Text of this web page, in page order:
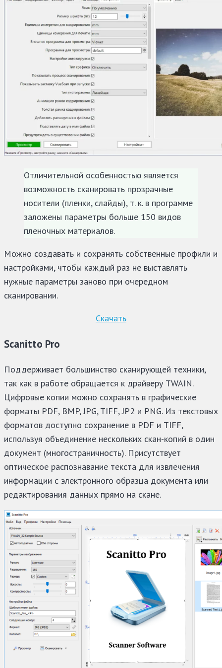
Отличительной особенностью является
возможность сканировать прозрачные
носители (пленки, слайды), т. к. в программе
заложены параметры больше 150 видов
пленочных материалов.
Можно создавать и сохранять собственные профили и
настройками, чтобы каждый раз не выставлять
нужные параметры заново при очередном
сканировании.
Скачать
Scanitto Pro
Поддерживает большинство сканирующей техники,
так как в работе обращается к драйверу TWAIN.
Цифровые копии можно сохранять в графические
форматы PDF, BMP, JPG, TIFF, JP2 и PNG. Из текстовых
форматов доступно сохранение в PDF и TIFF,
используя объединение нескольких скан-копий в один
документ (многостраничность). Присутствует
оптическое распознавание текста для извлечения
информации с электронного образца документа или
редактирования данных прямо на скане.